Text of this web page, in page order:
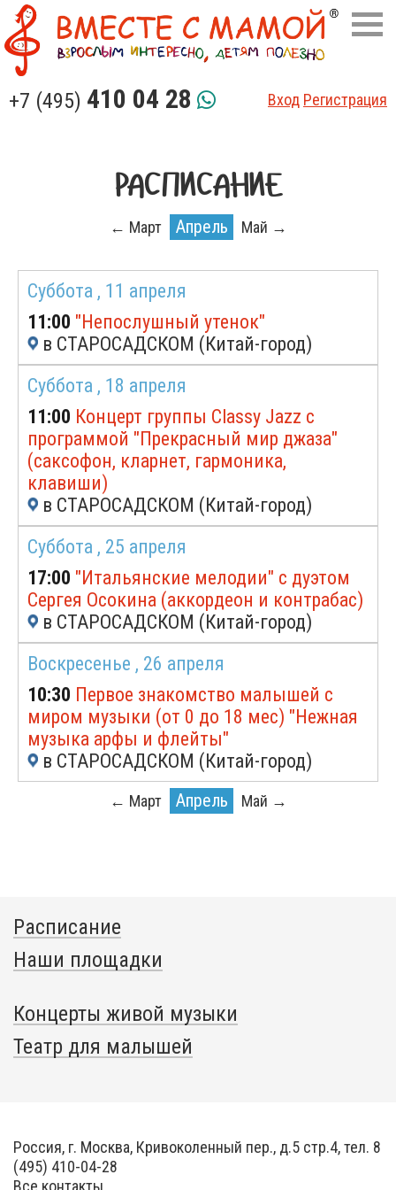
+7 (495) 410 04 28 Вход Регистрация
РАСПИСАНИЕ
← Март Апрель Май →
Суббота , 11 апреля
11:00 "Непослушный утенок"
в СТАРОСАДСКОМ (Китай-город)
Суббота , 18 апреля
11:00 Концерт группы Classy Jazz с
программой "Прекрасный мир джаза"
(саксофон, кларнет, гармоника,
клавиши)
в СТАРОСАДСКОМ (Китай-город)
Суббота , 25 апреля
17:00 "Итальянские мелодии" с дуэтом
Сергея Осокина (аккордеон и контрабас)
в СТАРОСАДСКОМ (Китай-город)
Воскресенье , 26 апреля
10:30 Первое знакомство малышей с
миром музыки (от 0 до 18 мес) "Нежная
музыка арфы и флейты"
в СТАРОСАДСКОМ (Китай-город)
← Март Апрель Май →
Расписание
Наши площадки
Концерты живой музыки
Театр для малышей
Россия, г. Москва, Кривоколенный пер., д.5 стр.4, тел. 8
(495) 410-04-28